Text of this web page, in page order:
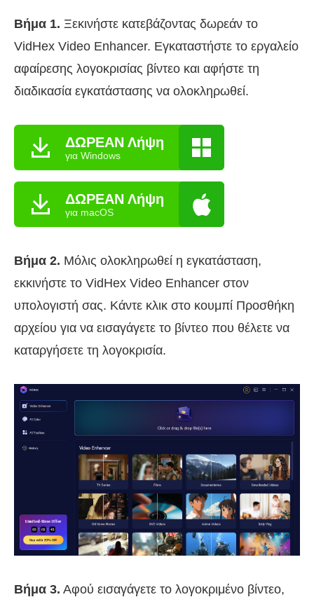
Βήμα 1. Ξεκινήστε κατεβάζοντας δωρεάν το
VidHex Video Enhancer. Εγκαταστήστε το εργαλείο
αφαίρεσης λογοκρισίας βίντεο και αφήστε τη
διαδικασία εγκατάστασης να ολοκληρωθεί.
ΔΩΡΕΑΝ Λήψη
για Windows
ΔΩΡΕΑΝ Λήψη
για macOS
Βήμα 2. Μόλις ολοκληρωθεί η εγκατάσταση,
εκκινήστε το VidHex Video Enhancer στον
υπολογιστή σας. Κάντε κλικ στο κουμπί Προσθήκη
αρχείου για να εισαγάγετε το βίντεο που θέλετε να
καταργήσετε τη λογοκρισία.
Βήμα 3. Αφού εισαγάγετε το λογοκριμένο βίντεο,